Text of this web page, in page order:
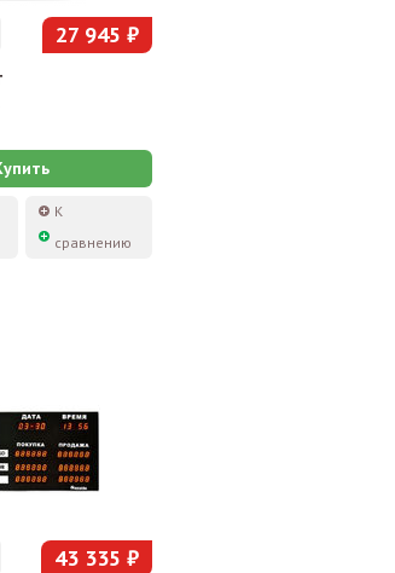
27 945 ₽
К
сравнению
43 335 ₽